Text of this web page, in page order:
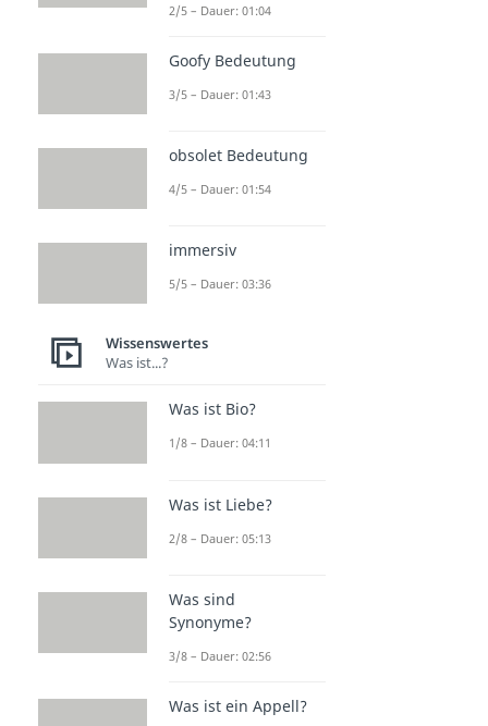
2/5 – Dauer: 01:04
Goofy Bedeutung
3/5 – Dauer: 01:43
obsolet Bedeutung
4/5 – Dauer: 01:54
immersiv
5/5 – Dauer: 03:36
Wissenswertes
Was ist...?
Was ist Bio?
1/8 – Dauer: 04:11
Was ist Liebe?
2/8 – Dauer: 05:13
Was sind
Synonyme?
3/8 – Dauer: 02:56
Was ist ein Appell?